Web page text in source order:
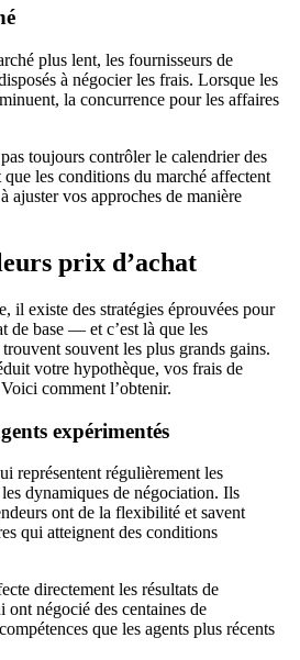
plus lent, les fournisseurs de
à négocier les frais. Lorsque les
la concurrence pour les affaires
toujours contrôler le calendrier des
que les conditions du marché affectent
ajuster vos approches de manière
prix d’achat
il existe des stratégies éprouvées pour
de base — et c’est là que les
souvent les plus grands gains.
votre hypothèque, vos frais de
comment l’obtenir.
expérimentés
représentent régulièrement les
dynamiques de négociation. Ils
ont de la flexibilité et savent
qui atteignent des conditions
directement les résultats de
négocié des centaines de
que les agents plus récents